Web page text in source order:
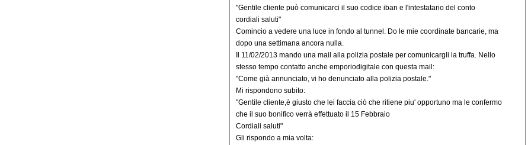
"Gentile cliente può comunicarci il suo codice iban e l'intestatario del conto
cordiali saluti"
Comincio a vedere una luce in fondo al tunnel. Do le mie coordinate bancarie, ma
dopo una settimana ancora nulla.
Il 11/02/2013 mando una mail alla polizia postale per comunicargli la truffa. Nello
stesso tempo contatto anche emporiodigitale con questa mail:
"Come già annunciato, vi ho denunciato alla polizia postale."
Mi rispondono subito:
"Gentile cliente,è giusto che lei faccia ciò che ritiene piu' opportuno ma le confermo
che il suo bonifico verrà effettuato il 15 Febbraio
Cordiali saluti"
Gli rispondo a mia volta: